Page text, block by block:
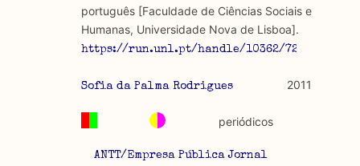
português [Faculdade de Ciências Sociais e
Humanas, Universidade Nova de Lisboa].
https://run.unl.pt/handle/10362/7224
Sofia da Palma Rodrigues 2011
ANTT/Empresa Pública Jornal
periódicos